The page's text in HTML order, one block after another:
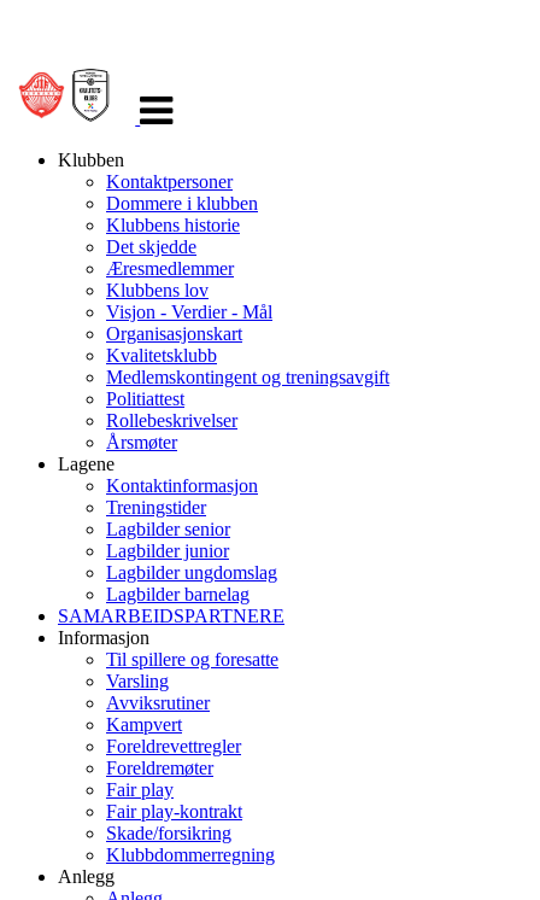
navigasjon
Klubben
Kontaktpersoner
Dommere i klubben
Klubbens historie
Det skjedde
Æresmedlemmer
Klubbens lov
Visjon - Verdier - Mål
Organisasjonskart
Kvalitetsklubb
Medlemskontingent og treningsavgift
Politiattest
Rollebeskrivelser
Årsmøter
Lagene
Kontaktinformasjon
Treningstider
Lagbilder senior
Lagbilder junior
Lagbilder ungdomslag
Lagbilder barnelag
SAMARBEIDSPARTNERE
Informasjon
Til spillere og foresatte
Varsling
Avviksrutiner
Kampvert
Foreldrevettregler
Foreldremøter
Fair play
Fair play-kontrakt
Skade/forsikring
Klubbdommerregning
Anlegg